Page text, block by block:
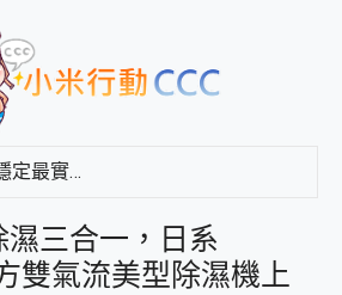
出門在外網路穩定最實在 「台灣大哥大」榮獲 4G/5G 在線率全球 NO.3 全台第一與全台六冠王實測心得，走到哪順到哪！
專為 PC上的 XBOX和掌機設計的 FireCuda X1070 SSD 固態硬碟開箱 評測
台灣製攝影機在這裡，100%全無線設計 SpotCam Solo Eco 太陽能防水雲端攝影機 SpotCam Solo 3 2.5K高畫質戶外攝影機 開箱 評測
三合一，日系
雙氣流美型除濕機上